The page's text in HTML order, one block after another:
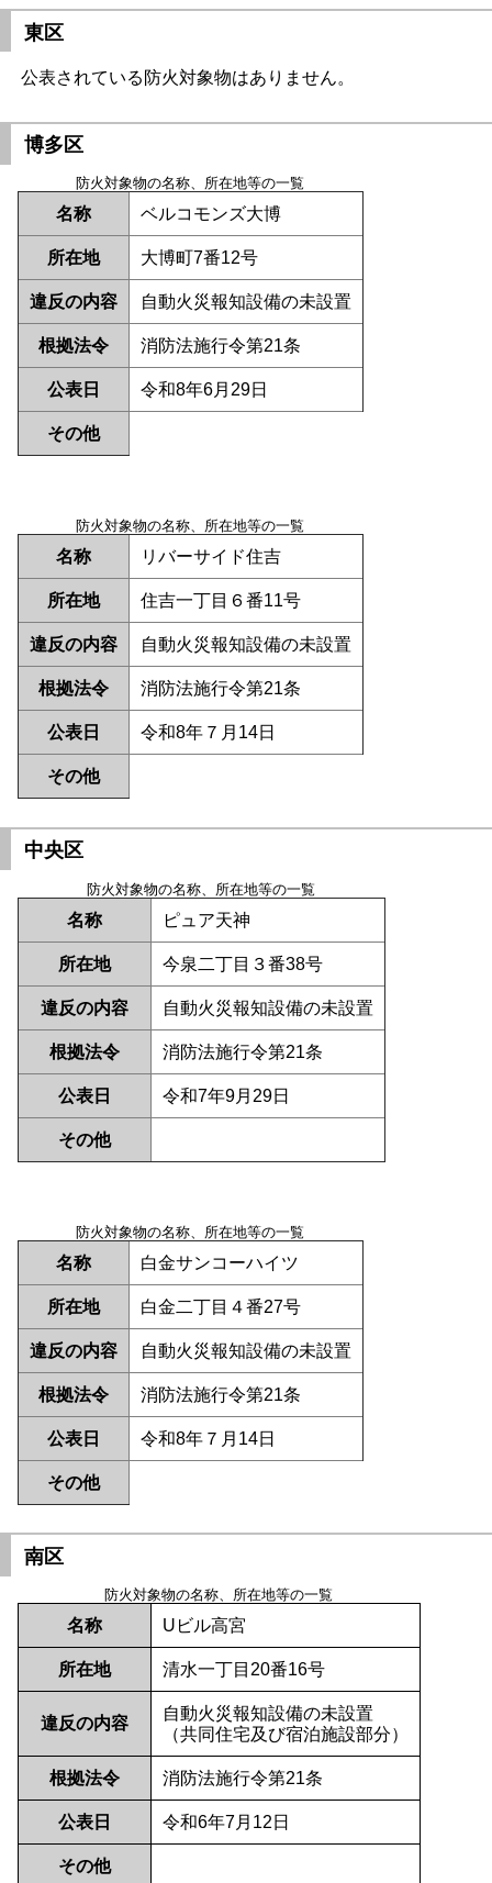
東区
公表されている防火対象物はありません。
博多区
防火対象物の名称、所在地等の一覧
名称 ベルコモンズ大博
所在地 大博町7番12号
違反の内容 自動火災報知設備の未設置
根拠法令 消防法施行令第21条
公表日 令和8年6月29日
その他
防火対象物の名称、所在地等の一覧
名称 リバーサイド住吉
所在地 住吉一丁目６番11号
違反の内容 自動火災報知設備の未設置
根拠法令 消防法施行令第21条
公表日 令和8年７月14日
その他
中央区
防火対象物の名称、所在地等の一覧
名称 ピュア天神
所在地 今泉二丁目３番38号
違反の内容 自動火災報知設備の未設置
根拠法令 消防法施行令第21条
公表日 令和7年9月29日
その他
防火対象物の名称、所在地等の一覧
名称 白金サンコーハイツ
所在地 白金二丁目４番27号
違反の内容 自動火災報知設備の未設置
根拠法令 消防法施行令第21条
公表日 令和8年７月14日
その他
南区
防火対象物の名称、所在地等の一覧
名称 Uビル高宮
所在地 清水一丁目20番16号
違反の内容
自動火災報知設備の未設置
（共同住宅及び宿泊施設部分）
根拠法令 消防法施行令第21条
公表日 令和6年7月12日
その他